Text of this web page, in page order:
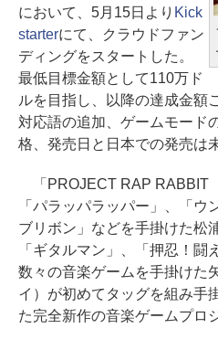
において、5月15日より Kick
starterにて、クラウドファン
ディングをスタートした。
最低目標金額として110万ド
ルを目指し、以降の達成金額
対応語の追加、ゲームモード
格、発売日と日本での発売は
「PROJECT RAP RABBIT
「パラッパラッパー」、「ウ
ブリボン」などを手掛けた松
「ギタルマン」、「押忍！闘
数々の音楽ゲームを手掛けた
イ）が初めてタッグを組み手
た完全新作の音楽ゲームプロ